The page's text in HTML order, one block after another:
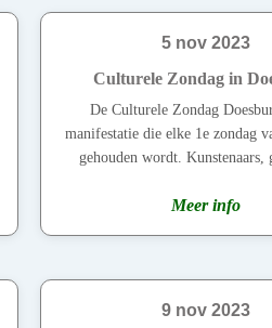
5 nov 2023
Culturele Zondag in
De Culturele Zondag
manifestatie die elke 1e zondag
gehouden wordt. Kunstenaars,
Meer info
9 nov 2023